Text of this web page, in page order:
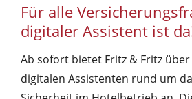
Für alle
digitaler Assistent ist
Ab sofort bietet Fritz & Fritz
digitalen Assistenten rund um